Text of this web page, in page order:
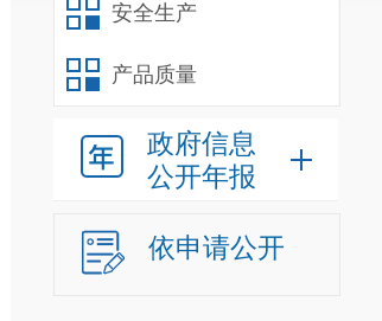
安全生产
产品质量
政府信息
公开年报
依申请公开